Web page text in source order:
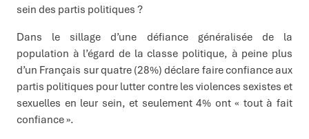
sein des partis politiques ?
Dans le sillage d’une défiance généralisée de la
population à l’égard de la classe politique, à peine plus
d’un Français sur quatre (28%) déclare faire confiance aux
partis politiques pour lutter contre les violences sexistes et
sexuelles en leur sein, et seulement 4% ont « tout à fait
confiance ».